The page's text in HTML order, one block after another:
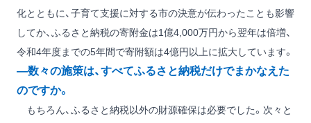
化とともに、子育て支援に対する市の決意が伝わったことも影響
してか、ふるさと納税の寄附金は1億4,000万円から翌年は倍増、
令和4年度までの5年間で寄附額は4億円以上に拡大しています。
―数々の施策は、すべてふるさと納税だけでまかなえた
のですか。
もちろん、ふるさと納税以外の財源確保は必要でした。次々と